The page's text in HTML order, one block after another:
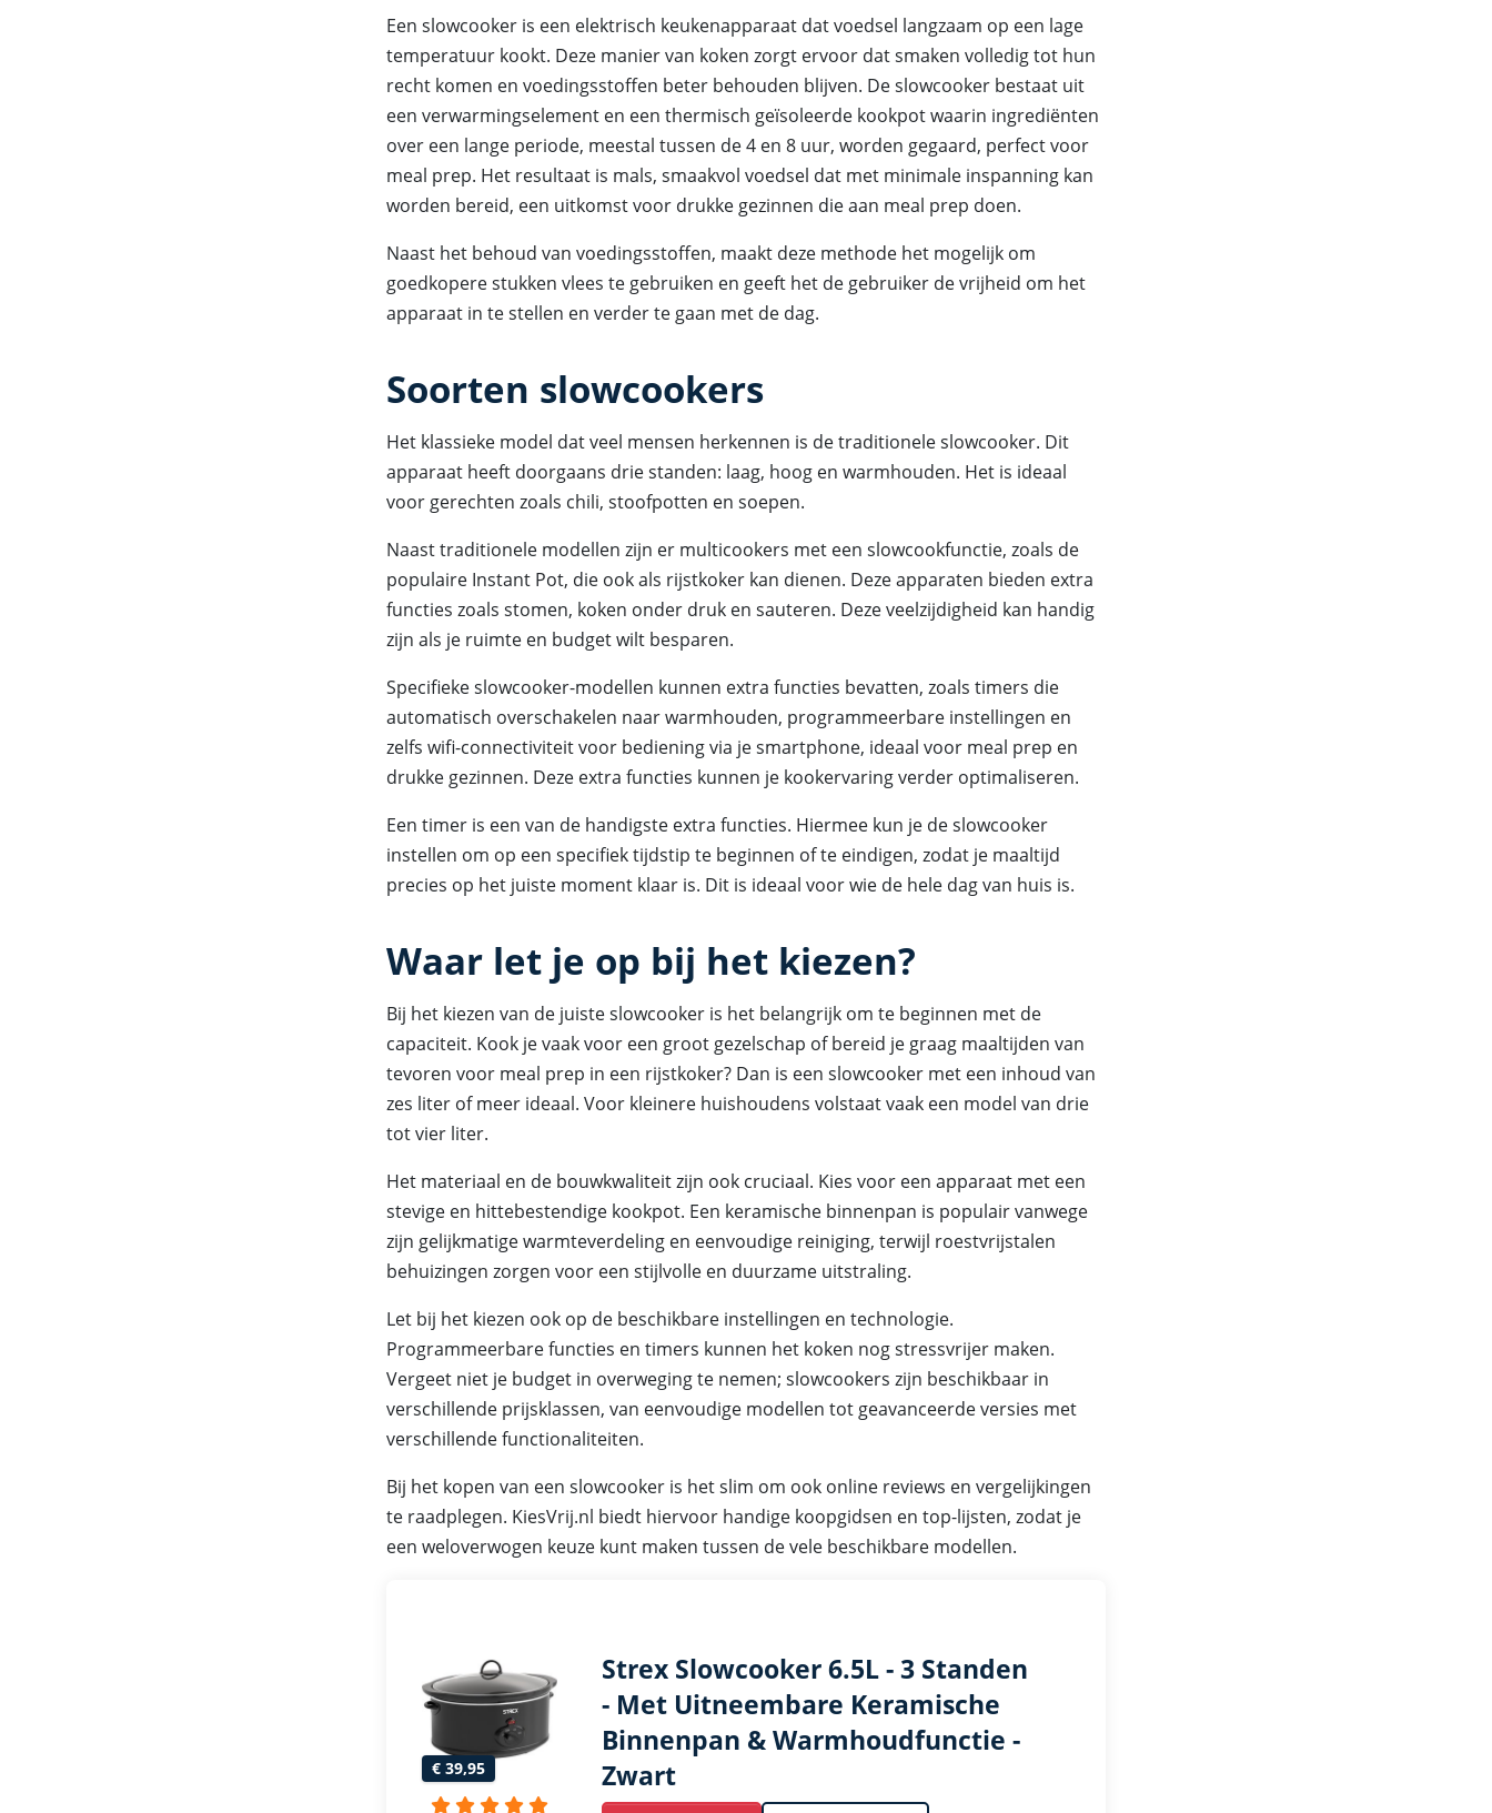
Een slowcooker is een elektrisch keukenapparaat dat voedsel langzaam op een lage
temperatuur kookt. Deze manier van koken zorgt ervoor dat smaken volledig tot hun
recht komen en voedingsstoffen beter behouden blijven. De slowcooker bestaat uit
een verwarmingselement en een thermisch geïsoleerde kookpot waarin ingrediënten
over een lange periode, meestal tussen de 4 en 8 uur, worden gegaard, perfect voor
meal prep. Het resultaat is mals, smaakvol voedsel dat met minimale inspanning kan
worden bereid, een uitkomst voor drukke gezinnen die aan meal prep doen.
Naast het behoud van voedingsstoffen, maakt deze methode het mogelijk om
goedkopere stukken vlees te gebruiken en geeft het de gebruiker de vrijheid om het
apparaat in te stellen en verder te gaan met de dag.
Soorten slowcookers
Het klassieke model dat veel mensen herkennen is de traditionele slowcooker. Dit
apparaat heeft doorgaans drie standen: laag, hoog en warmhouden. Het is ideaal
voor gerechten zoals chili, stoofpotten en soepen.
Naast traditionele modellen zijn er multicookers met een slowcookfunctie, zoals de
populaire Instant Pot, die ook als rijstkoker kan dienen. Deze apparaten bieden extra
functies zoals stomen, koken onder druk en sauteren. Deze veelzijdigheid kan handig
zijn als je ruimte en budget wilt besparen.
Specifieke slowcooker-modellen kunnen extra functies bevatten, zoals timers die
automatisch overschakelen naar warmhouden, programmeerbare instellingen en
zelfs wifi-connectiviteit voor bediening via je smartphone, ideaal voor meal prep en
drukke gezinnen. Deze extra functies kunnen je kookervaring verder optimaliseren.
Een timer is een van de handigste extra functies. Hiermee kun je de slowcooker
instellen om op een specifiek tijdstip te beginnen of te eindigen, zodat je maaltijd
precies op het juiste moment klaar is. Dit is ideaal voor wie de hele dag van huis is.
Waar let je op bij het kiezen?
Bij het kiezen van de juiste slowcooker is het belangrijk om te beginnen met de
capaciteit. Kook je vaak voor een groot gezelschap of bereid je graag maaltijden van
tevoren voor meal prep in een rijstkoker? Dan is een slowcooker met een inhoud van
zes liter of meer ideaal. Voor kleinere huishoudens volstaat vaak een model van drie
tot vier liter.
Het materiaal en de bouwkwaliteit zijn ook cruciaal. Kies voor een apparaat met een
stevige en hittebestendige kookpot. Een keramische binnenpan is populair vanwege
zijn gelijkmatige warmteverdeling en eenvoudige reiniging, terwijl roestvrijstalen
behuizingen zorgen voor een stijlvolle en duurzame uitstraling.
Let bij het kiezen ook op de beschikbare instellingen en technologie.
Programmeerbare functies en timers kunnen het koken nog stressvrijer maken.
Vergeet niet je budget in overweging te nemen; slowcookers zijn beschikbaar in
verschillende prijsklassen, van eenvoudige modellen tot geavanceerde versies met
verschillende functionaliteiten.
Bij het kopen van een slowcooker is het slim om ook online reviews en vergelijkingen
te raadplegen. KiesVrij.nl biedt hiervoor handige koopgidsen en top-lijsten, zodat je
een weloverwogen keuze kunt maken tussen de vele beschikbare modellen.
€ 39,95
Strex Slowcooker 6.5L - 3 Standen
- Met Uitneembare Keramische
Binnenpan & Warmhoudfunctie -
Zwart